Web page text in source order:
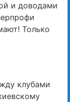
и доводами
Только
клубами